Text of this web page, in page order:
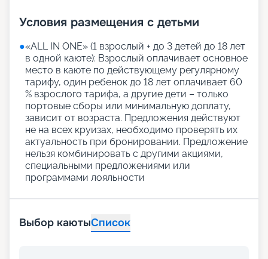
Условия размещения с детьми
●«АLL IN ONE» (1 взрослый + до 3 детей до 18 лет
в одной каюте): Взрослый оплачивает основное
место в каюте по действующему регулярному
тарифу, один ребенок до 18 лет оплачивает 60
% взрослого тарифа, а другие дети – только
портовые сборы или минимальную доплату,
зависит от возраста. Предложения действуют
не на всех круизах, необходимо проверять их
актуальность при бронировании. Предложение
нельзя комбинировать с другими акциями,
специальными предложениями или
программами лояльности
Выбор каютыСписок